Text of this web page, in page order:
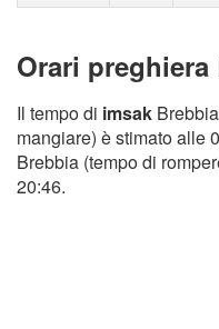
Orari
Il tempo di imsak
mangiare) è stimato alle
Brebbia (tempo di
20:46.